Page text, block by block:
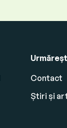
Contact
Știri și